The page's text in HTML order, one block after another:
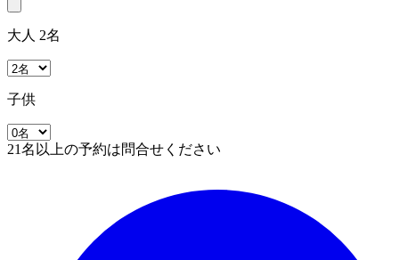
大人 2名
子供
21名以上の予約は問合せください